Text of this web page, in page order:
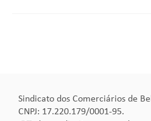
Sindicato dos Comerciários de
CNPJ: 17.220.179/0001-95.